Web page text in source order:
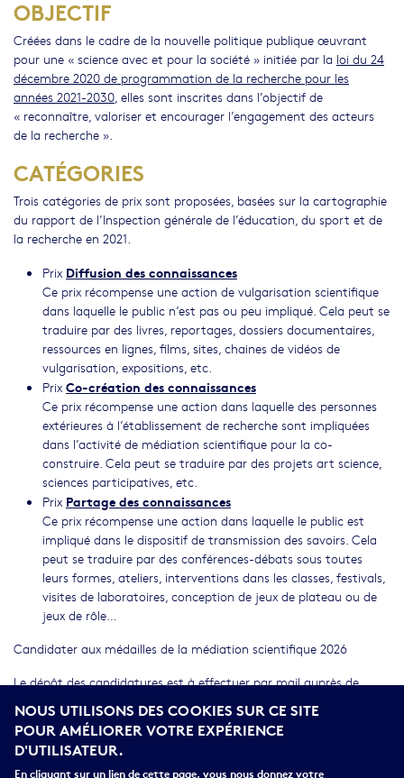
OBJECTIF
Créées dans le cadre de la nouvelle politique publique œuvrant
pour une « science avec et pour la société » initiée par la loi du 24
décembre 2020 de programmation de la recherche pour les
années 2021-2030 , elles sont inscrites dans l’objectif de
« reconnaître, valoriser et encourager l’engagement des acteurs
de la recherche ».
CATÉGORIES
Trois catégories de prix sont proposées, basées sur la cartographie
du rapport de l’Inspection générale de l’éducation, du sport et de
la recherche en 2021.
Prix Diffusion des connaissances
Ce prix récompense une action de vulgarisation scientifique
dans laquelle le public n’est pas ou peu impliqué. Cela peut se
traduire par des livres, reportages, dossiers documentaires,
ressources en lignes, films, sites, chaines de vidéos de
vulgarisation, expositions, etc.
Prix Co-création des connaissances
Ce prix récompense une action dans laquelle des personnes
extérieures à l’établissement de recherche sont impliquées
dans l’activité de médiation scientifique pour la co-
construire. Cela peut se traduire par des projets art science,
sciences participatives, etc.
Prix Partage des connaissances
Ce prix récompense une action dans laquelle le public est
impliqué dans le dispositif de transmission des savoirs. Cela
peut se traduire par des conférences-débats sous toutes
leurs formes, ateliers, interventions dans les classes, festivals,
visites de laboratoires, conception de jeux de plateau ou de
jeux de rôle…
Candidater aux médailles de la médiation scientifique 2026
Le dépôt des candidatures est à effectuer par mail auprès de
marie-emilie.arrault@cnrs.fr
Attention, les dépôts sont à envoyer au plus tard le 13 juillet à
23h59. Toute candidature reçue au-delà de ce délai ne sera pas
NOUS UTILISONS DES COOKIES SUR CE SITE
POUR AMÉLIORER VOTRE EXPÉRIENCE
D'UTILISATEUR.
En cliquant sur un lien de cette page, vous nous donnez votre